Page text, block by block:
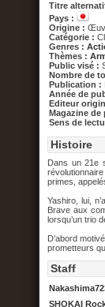
Titre
Pays :
Origine :
Catégorie :
Genres :
Thèmes :
Public visé :
Nombre de
Publication :
Année de
Editeur
Magazine
Sens de
Histoire
Dans un 21e
primes,
Yashiro, lui,
Brave aux
lorsqu’un trio
D’abord
prometteurs
Staff
SHOKAI